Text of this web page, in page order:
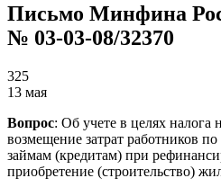
Письмо Минфина
№ 03-03-08/32370
325
13 мая
Вопрос: Об учете в целях налога
возмещение затрат работников
займам (кредитам) при
приобретение (строительство)